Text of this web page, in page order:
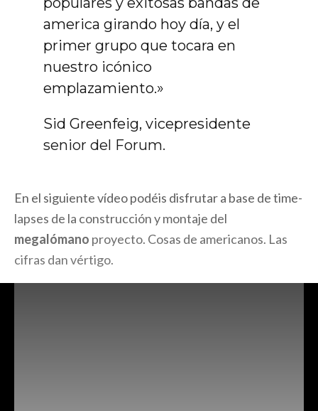
america girando hoy día, y el
primer grupo que tocara en
nuestro icónico
emplazamiento.»
Sid Greenfeig, vicepresidente
senior del Forum.
En el siguiente vídeo podéis disfrutar a base de time-
lapses de la construcción y montaje del
megalómano proyecto. Cosas de americanos. Las
cifras dan vértigo.